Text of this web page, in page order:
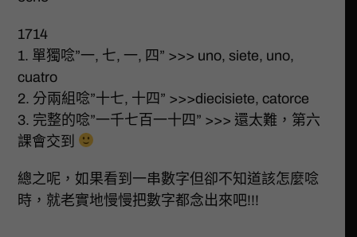
1714
1. 單獨唸”一, 七, 一, 四” >>> uno, siete, uno,
cuatro
2. 分兩組唸”十七, 十四” >>>diecisiete, catorce
3. 完整的唸”一千七百一十四” >>> 還太難，第六
課會交到
總之呢，如果看到一串數字但卻不知道該怎麼唸
時，就老實地慢慢把數字都念出來吧!!!